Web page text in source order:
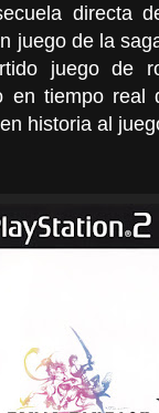
directa
juego de la
juego de
en tiempo
historia al